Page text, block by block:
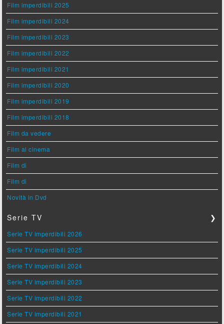
Film imperdibili 2025
Film imperdibili 2024
Film imperdibili 2023
Film imperdibili 2022
Film imperdibili 2021
Film imperdibili 2020
Film imperdibili 2019
Film imperdibili 2018
Film da vedere
Film al cinema
Film di
Film di
Novità in Dvd
Serie TV ❯
Serie TV imperdibili 2026
Serie TV imperdibili 2025
Serie TV imperdibili 2024
Serie TV imperdibili 2023
Serie TV imperdibili 2022
Serie TV imperdibili 2021